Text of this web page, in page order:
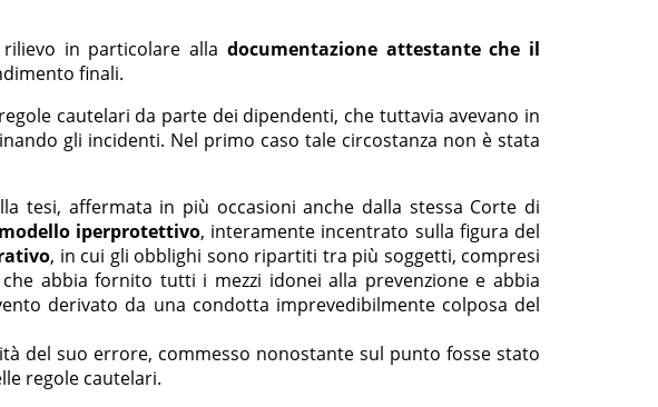
in particolare alla documentazione attestante che il
finali.
cautelari da parte dei dipendenti, che tuttavia avevano in
gli incidenti. Nel primo caso tale circostanza non è stata
tesi, affermata in più occasioni anche dalla stessa Corte di
iperprotettivo, interamente incentrato sulla figura del
, in cui gli obblighi sono ripartiti tra più soggetti, compresi
abbia fornito tutti i mezzi idonei alla prevenzione e abbia
derivato da una condotta imprevedibilmente colposa del
del suo errore, commesso nonostante sul punto fosse stato
regole cautelari.